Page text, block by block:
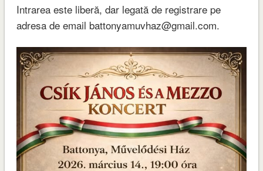
Intrarea este liberă, dar legată de registrare pe
adresa de email battonyamuvhaz@gmail.com.